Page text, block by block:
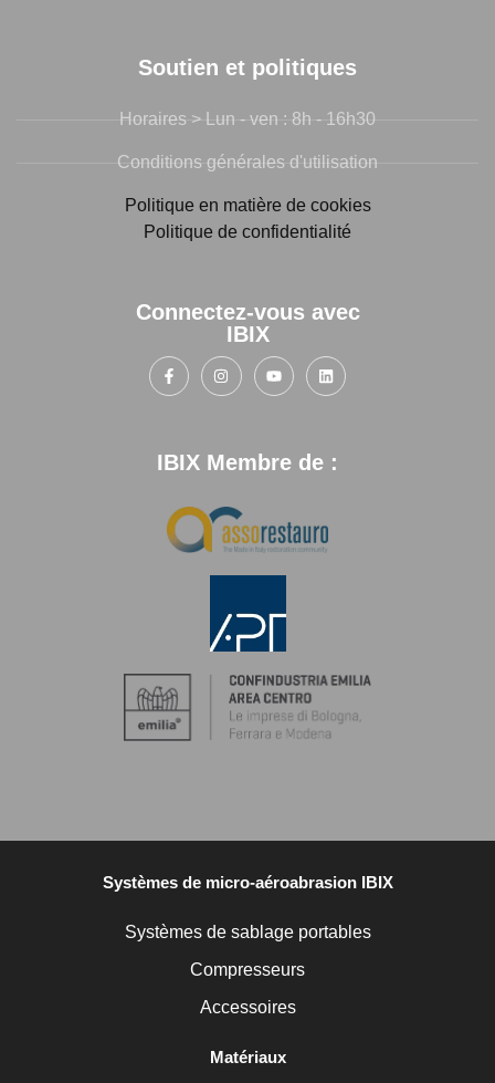
Soutien et politiques
Horaires > Lun - ven : 8h - 16h30
Conditions générales d'utilisation
Politique en matière de cookies
Politique de confidentialité
Connectez-vous avec
IBIX
IBIX Membre de :
Systèmes de micro-aéroabrasion IBIX
Systèmes de sablage portables
Compresseurs
Accessoires
Matériaux